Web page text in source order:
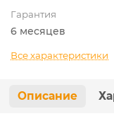
Гарантия
6 месяцев
Все характеристики
Описание